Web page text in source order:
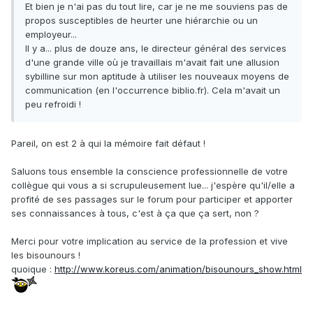
Et bien je n'ai pas du tout lire, car je ne me souviens pas de
propos susceptibles de heurter une hiérarchie ou un
employeur...
Il y a... plus de douze ans, le directeur général des services
d'une grande ville où je travaillais m'avait fait une allusion
sybilline sur mon aptitude à utiliser les nouveaux moyens de
communication (en l'occurrence biblio.fr). Cela m'avait un
peu refroidi !
Pareil, on est 2 à qui la mémoire fait défaut !
Saluons tous ensemble la conscience professionnelle de votre
collègue qui vous a si scrupuleusement lue... j'espère qu'il/elle a
profité de ses passages sur le forum pour participer et apporter
ses connaissances à tous, c'est à ça que ça sert, non ?
Merci pour votre implication au service de la profession et vive
les bisounours !
quoique : http://www.koreus.com/animation/bisounours_show.html